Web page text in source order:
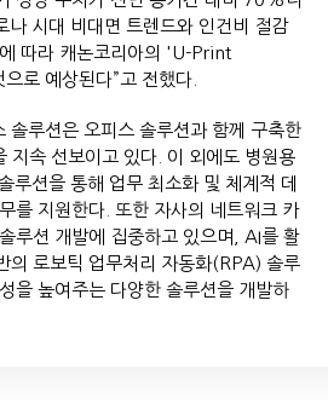
나 시대 비대면 트렌드와 인건비 절감
따라 캐논코리아의 'U-Print
로 예상된다”고 전했다.
솔루션은 오피스 솔루션과 함께 구축한
지속 선보이고 있다. 이 외에도 병원용
루션을 통해 업무 최소화 및 체계적 데
를 지원한다. 또한 자사의 네트워크 카
루션 개발에 집중하고 있으며, AI를 활
의 로보틱 업무처리 자동화(RPA) 솔루
을 높여주는 다양한 솔루션을 개발하